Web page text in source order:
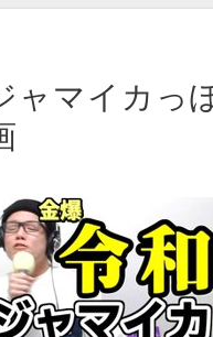
ャマイカっ